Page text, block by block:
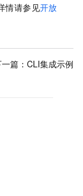
情请参见开放
篇： CLI集成示例